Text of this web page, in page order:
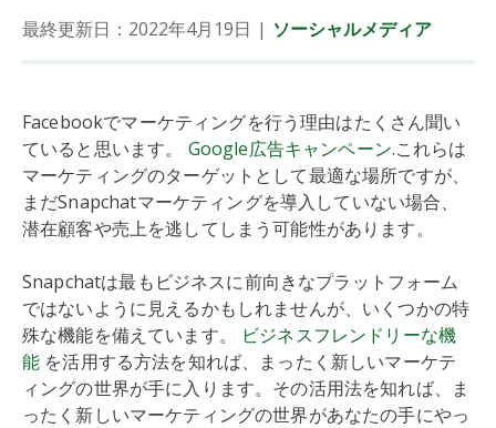
最終更新日：2022年4月19日 | ソーシャルメディア
Facebookでマーケティングを行う理由はたくさん聞い
ていると思います。 Google広告キャンペーン.これらは
マーケティングのターゲットとして最適な場所ですが、
まだSnapchatマーケティングを導入していない場合、
潜在顧客や売上を逃してしまう可能性があります。
Snapchatは最もビジネスに前向きなプラットフォーム
ではないように見えるかもしれませんが、いくつかの特
殊な機能を備えています。
ビジネスフレンドリーな機
能 を活用する方法を知れば、まったく新しいマーケテ
ィングの世界が手に入ります。その活用法を知れば、ま
ったく新しいマーケティングの世界があなたの手にやっ